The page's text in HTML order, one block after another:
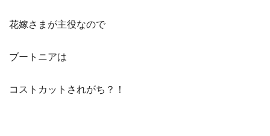
花嫁さまが主役なので
ブートニアは
コストカットされがち？！